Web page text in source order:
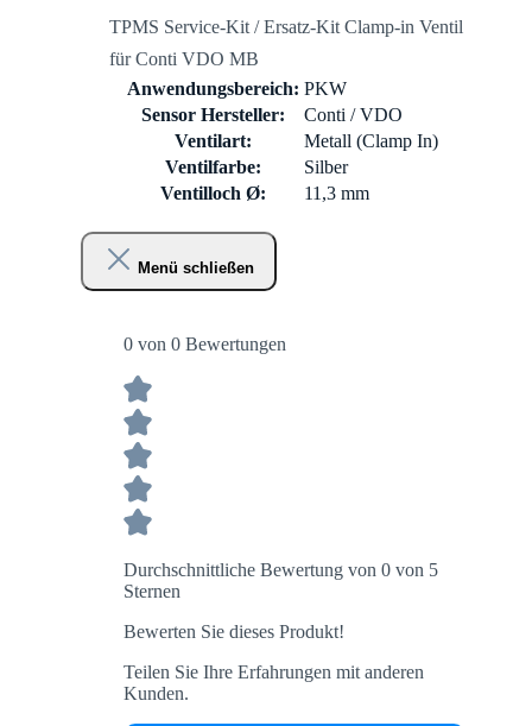
TPMS Service-Kit / Ersatz-Kit Clamp-in Ventil
für Conti VDO MB
Anwendungsbereich: PKW
Sensor Hersteller:
Conti / VDO
Ventilart:
Metall (Clamp In)
Ventilfarbe:
Silber
Ventilloch Ø:
11,3 mm
Menü schließen
0 von 0 Bewertungen
Durchschnittliche Bewertung von 0 von 5
Sternen
Bewerten Sie dieses Produkt!
Teilen Sie Ihre Erfahrungen mit anderen
Kunden.